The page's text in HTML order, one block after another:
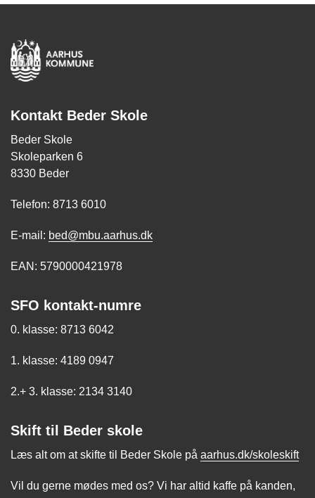
Kontakt Beder Skole
Beder Skole
Skoleparken 6
8330 Beder
Telefon: 8713 6010
E-mail: bed@mbu.aarhus.dk
EAN: 5790000421978
SFO kontakt-numre
0. klasse: 8713 6042
1. klasse: 4189 0947
2.+ 3. klasse: 2134 3140
Skift til Beder skole
Læs alt om at skifte til Beder Skole på aarhus.dk/skoleskift
Vil du gerne mødes med os? Vi har altid kaffe på kanden,